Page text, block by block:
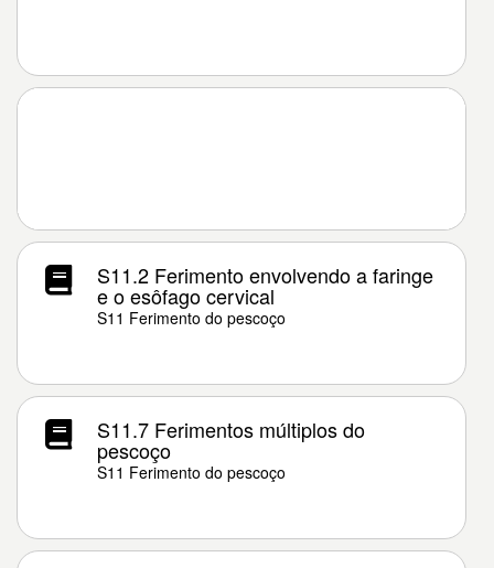
S11.2 Ferimento envolvendo a faringe
e o esôfago cervical
S11 Ferimento do pescoço
S11.7 Ferimentos múltiplos do
pescoço
S11 Ferimento do pescoço